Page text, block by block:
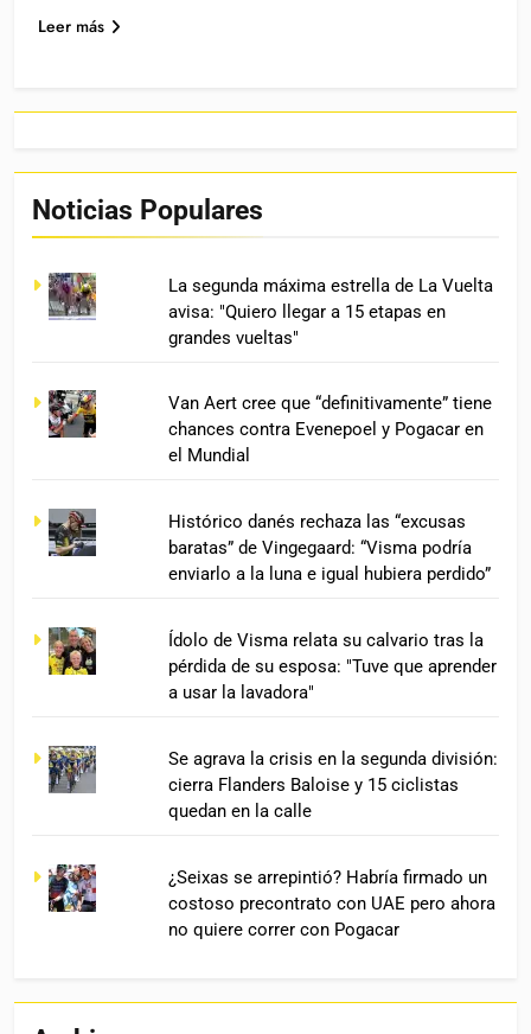
Leer más
Noticias Populares
La segunda máxima estrella de La Vuelta
avisa: "Quiero llegar a 15 etapas en
grandes vueltas"
Van Aert cree que “definitivamente” tiene
chances contra Evenepoel y Pogacar en
el Mundial
Histórico danés rechaza las “excusas
baratas” de Vingegaard: “Visma podría
enviarlo a la luna e igual hubiera perdido”
Ídolo de Visma relata su calvario tras la
pérdida de su esposa: "Tuve que aprender
a usar la lavadora"
Se agrava la crisis en la segunda división:
cierra Flanders Baloise y 15 ciclistas
quedan en la calle
¿Seixas se arrepintió? Habría firmado un
costoso precontrato con UAE pero ahora
no quiere correr con Pogacar